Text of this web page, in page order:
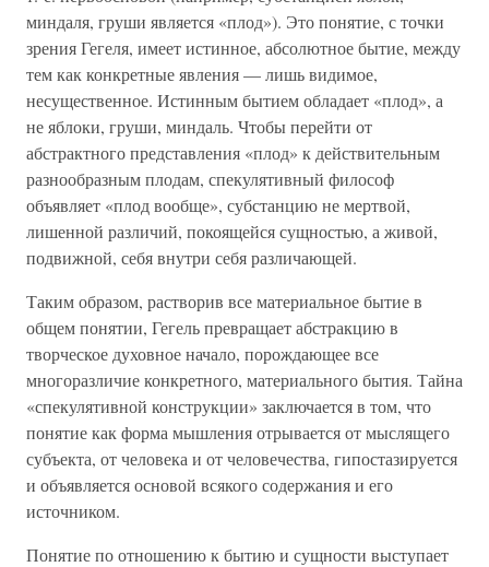
миндаля, груши является «плод»). Это понятие, с точки
зрения Гегеля, имеет истинное, абсолютное бытие, между
тем как конкретные явления — лишь видимое,
несущественное. Истинным бытием обладает «плод», а
не яблоки, груши, миндаль. Чтобы перейти от
абстрактного представления «плод» к действительным
разнообразным плодам, спекулятивный философ
объявляет «плод вообще», субстанцию не мертвой,
лишенной различий, покоящейся сущностью, а живой,
подвижной, себя внутри себя различающей.
Таким образом, растворив все материальное бытие в
общем понятии, Гегель превращает абстракцию в
творческое духовное начало, порождающее все
многоразличие конкретного, материального бытия. Тайна
«спекулятивной конструкции» заключается в том, что
понятие как форма мышления отрывается от мыслящего
субъекта, от человека и от человечества, гипостазируется
и объявляется основой всякого содержания и его
источником.
Понятие по отношению к бытию и сущности выступает